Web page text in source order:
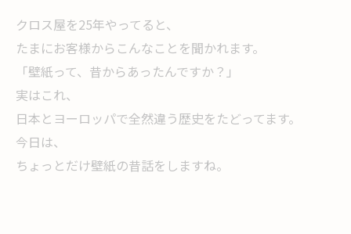
クロス屋を25年やってると、
たまにお客様からこんなことを聞かれます。
「壁紙って、昔からあったんですか？」
実はこれ、
日本とヨーロッパで全然違う歴史をたどってます。
今日は、
ちょっとだけ壁紙の昔話をしますね。